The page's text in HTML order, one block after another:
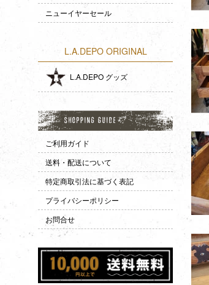
ニューイヤーセール
L.A.DEPO ORIGINAL
L.A.DEPO グッズ
ご利用ガイド
送料・配送について
特定商取引法に基づく表記
プライバシーポリシー
お問合せ